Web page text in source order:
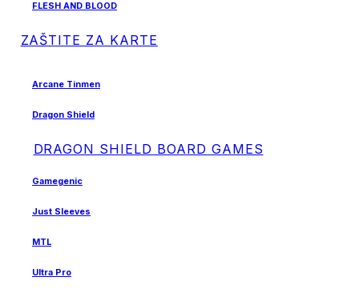
FLESH AND BLOOD
ZAŠTITE ZA KARTE
Arcane Tinmen
Dragon Shield
DRAGON SHIELD BOARD GAMES
Gamegenic
Just Sleeves
MTL
Ultra Pro